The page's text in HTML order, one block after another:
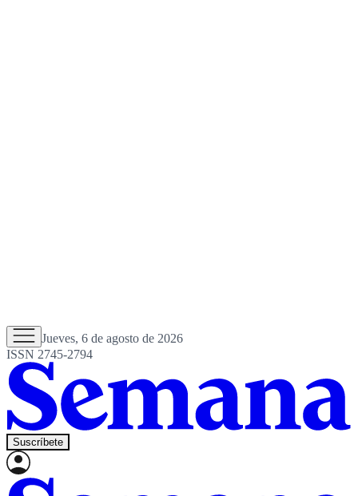
Jueves, 6 de agosto de 2026
ISSN 2745-2794
Suscríbete